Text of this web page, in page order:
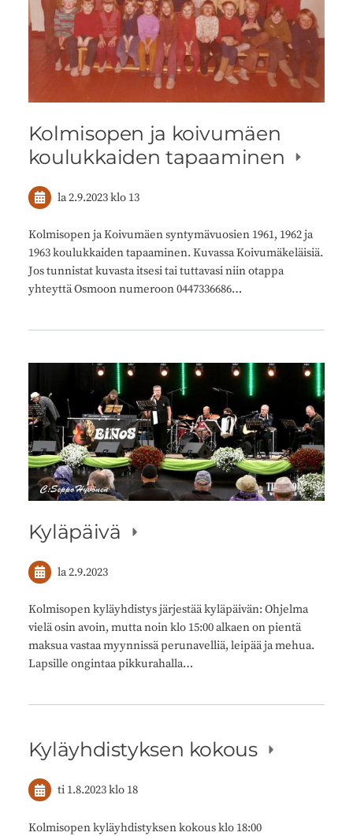
Kolmisopen ja koivumäen
koulukkaiden tapaaminen
la 2.9.2023klo 13
Kolmisopen ja Koivumäen syntymävuosien 1961, 1962 ja
1963 koulukkaiden tapaaminen. Kuvassa Koivumäkeläisiä.
Jos tunnistat kuvasta itsesi tai tuttavasi niin otappa
yhteyttä Osmoon numeroon 0447336686…
Kyläpäivä
la 2.9.2023
Kolmisopen kyläyhdistys järjestää kyläpäivän: Ohjelma
vielä osin avoin, mutta noin klo 15:00 alkaen on pientä
maksua vastaa myynnissä perunavelliä, leipää ja mehua.
Lapsille ongintaa pikkurahalla…
Kyläyhdistyksen kokous
ti 1.8.2023klo 18
Kolmisopen kyläyhdistyksen kokous klo 18:00